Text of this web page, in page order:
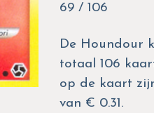
69 / 106
De Houndour
totaal 106
op de kaart
van € 0.31.